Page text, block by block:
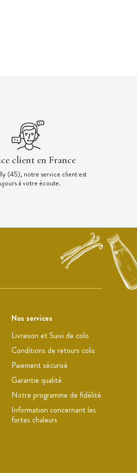
client en France
(45), notre service client est
à votre écoute.
Nos services
Livraison et Suivi de colis
Conditions de retours colis
Paiement sécurisé
Garantie qualité
Notre programme de fidélité
Information concernant les
fortes chaleurs